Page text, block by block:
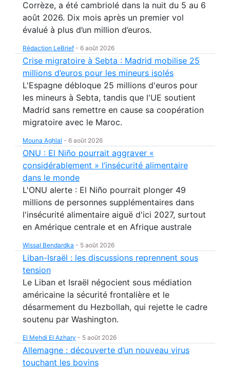
Corrèze, a été cambriolé dans la nuit du 5 au 6
août 2026. Dix mois après un premier vol
évalué à plus d’un million d’euros.
Rédaction LeBrief - 6 août 2026
Crise migratoire à Sebta : Madrid mobilise 25
millions d’euros pour les mineurs isolés
L'Espagne débloque 25 millions d'euros pour
les mineurs à Sebta, tandis que l'UE soutient
Madrid sans remettre en cause sa coopération
migratoire avec le Maroc.
Mouna Aghlal - 6 août 2026
ONU : El Niño pourrait aggraver «
considérablement » l’insécurité alimentaire
dans le monde
L'ONU alerte : El Niño pourrait plonger 49
millions de personnes supplémentaires dans
l'insécurité alimentaire aiguë d'ici 2027, surtout
en Amérique centrale et en Afrique australe
Wissal Bendardka - 5 août 2026
Liban-Israël : les discussions reprennent sous
tension
Le Liban et Israël négocient sous médiation
américaine la sécurité frontalière et le
désarmement du Hezbollah, qui rejette le cadre
soutenu par Washington.
El Mehdi El Azhary - 5 août 2026
Allemagne : découverte d’un nouveau virus
touchant les bovins